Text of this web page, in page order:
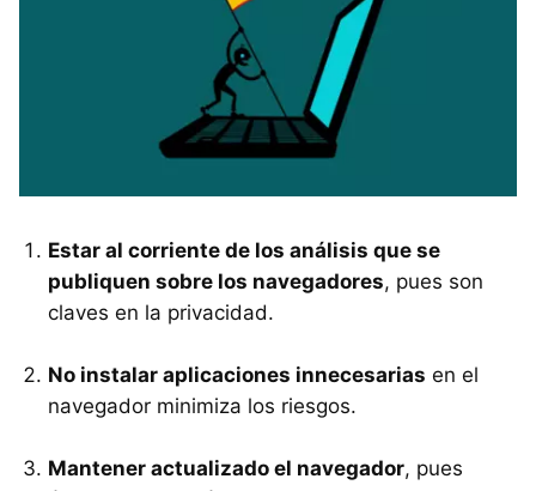
Estar al corriente de los análisis que se
publiquen sobre los navegadores, pues son
claves en la privacidad.
No instalar aplicaciones innecesarias en el
navegador minimiza los riesgos.
Mantener actualizado el navegador, pues